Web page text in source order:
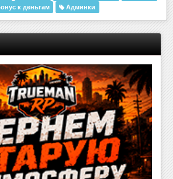
к деньгам
Админки